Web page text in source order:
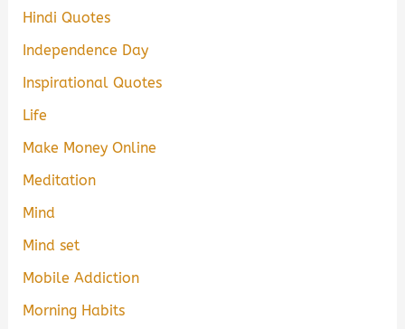
Hindi Quotes
Independence Day
Inspirational Quotes
Life
Make Money Online
Meditation
Mind
Mind set
Mobile Addiction
Morning Habits